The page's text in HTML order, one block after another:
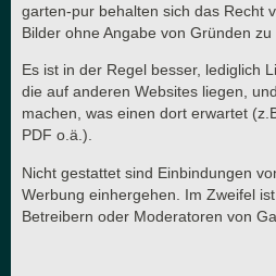
garten-pur behalten sich das Recht
Bilder ohne Angabe von Gründen zu
Es ist in der Regel besser, lediglich
die auf anderen Websites liegen,
machen, was einen dort erwartet
PDF o.ä.).
Nicht gestattet sind Einbindungen
Werbung einhergehen. Im Zweifel
Betreibern oder Moderatoren von